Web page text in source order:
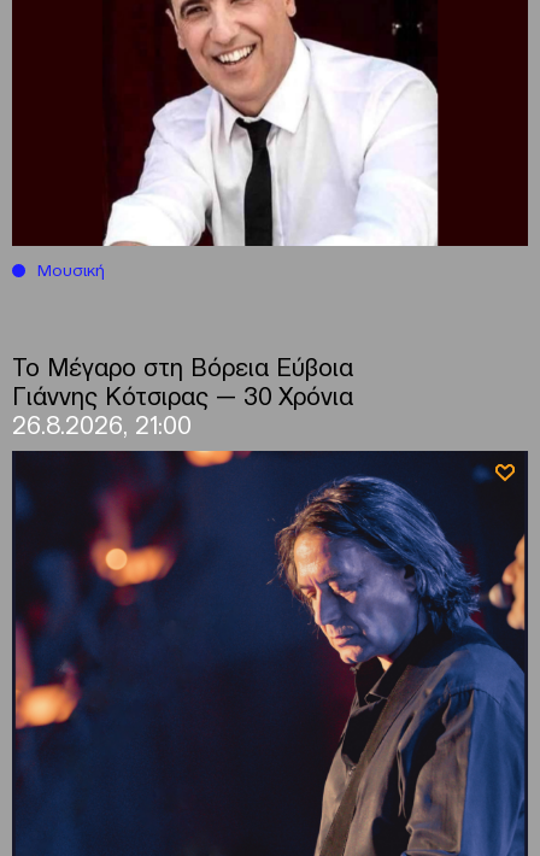
Μουσική
Το Μέγαρο στη Βόρεια Εύβοια
Γιάννης Κότσιρας — 30 Χρόνια
26.8.2026, 21:00